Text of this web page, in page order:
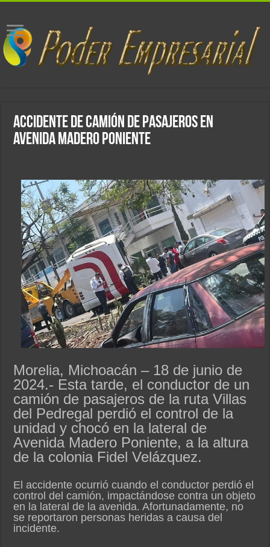
Accidente de Camión de Pasajeros en
Avenida Madero Poniente
Morelia, Michoacán – 18 de junio de
2024.- Esta tarde, el conductor de un
camión de pasajeros de la ruta Villas
del Pedregal perdió el control de la
unidad y chocó en la lateral de
Avenida Madero Poniente, a la altura
de la colonia Fidel Velázquez.
El accidente ocurrió cuando el conductor perdió el
control del camión, impactándose contra un objeto
en la lateral de la avenida. Afortunadamente, no
se reportaron personas heridas a causa del
incidente.